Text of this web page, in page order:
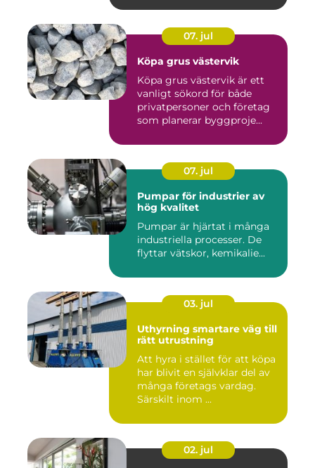
07. jul
Köpa grus västervik
Köpa grus västervik är ett
vanligt sökord för både
privatpersoner och företag
som planerar byggproje...
07. jul
Pumpar för industrier av
hög kvalitet
Pumpar är hjärtat i många
industriella processer. De
flyttar vätskor, kemikalie...
03. jul
Uthyrning smartare väg till
rätt utrustning
Att hyra i stället för att köpa
har blivit en självklar del av
många företags vardag.
Särskilt inom ...
02. jul